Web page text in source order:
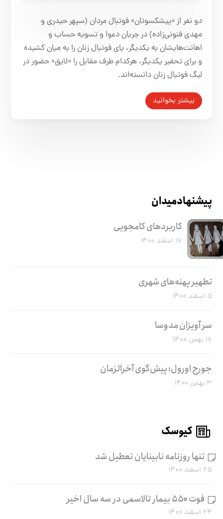
دو نفر از «پیشکسوتان» فوتبال مردان (سپهر حیدری و
مهدی فنونی‌زاده) در جریان دعوا و تسویه حساب و
اهانت‌هایشان به یکدیگر، پای فوتبال زنان را به میان کشیده
و برای تحقیر یکدیگر، هرکدام طرف مقابل را «لایق» حضور در
لیگ فوتبال زنان دانسته‌اند.
بیشتر بخوانید
پیشنهاد میدان
کاربرد‌های کامجویی
۱۷ اسفند ۱۴۰۰
تطهیر پهنه‌های شهری
۵ اسفند ۱۴۰۰
سر آویزان مدوسا
۱۸ بهمن ۱۴۰۰
جورج اورول؛ پیش‌گوی آخرالزمان
۳ بهمن ۱۴۰۰
کیوسک
تنها روزنامه نابینایان تعطیل شد
۲۵ اسفند ۱۴۰۰
فوت ۵۵۰ بیمار تالاسمی در سه سال اخیر
۲۴ اسفند ۱۴۰۰